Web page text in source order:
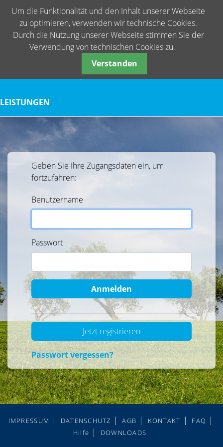
WAS IST citipost.online?
LEISTUNGEN
Geben Sie Ihre Zugangsdaten ein, um
fortzufahren:
Benutzername
Passwort
Anmelden
Jetzt registrieren
Passwort vergessen?
IMPRESSUM DATENSCHUTZ AGB KONTAKT
FAQ
Hilfe
DOWNLOADS
Um die Funktionalität und den Inhalt unserer Webseite
zu optimieren, verwenden wir technische Cookies.
Durch die Nutzung unserer Webseite stimmen Sie der
Verwendung von technischen Cookies zu.
Verstanden